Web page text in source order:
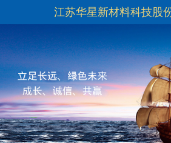
江苏华星新材料科技股